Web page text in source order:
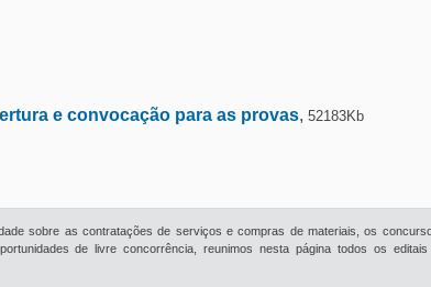
e convocação para as provas, 52183Kb
sobre as contratações de serviços e compras de materiais, os
de livre concorrência, reunimos nesta página todos os